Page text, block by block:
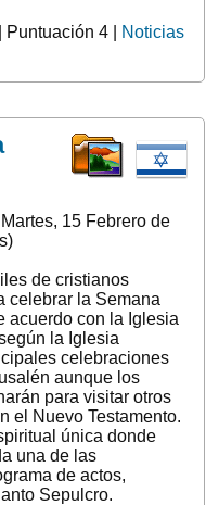
| Puntuación 4 |
Noticias
15 Febrero de
de cristianos
celebrar la Semana
acuerdo con la Iglesia
la Iglesia
celebraciones
aunque los
para visitar otros
el Nuevo Testamento.
única donde
una de las
de actos,
Sepulcro.